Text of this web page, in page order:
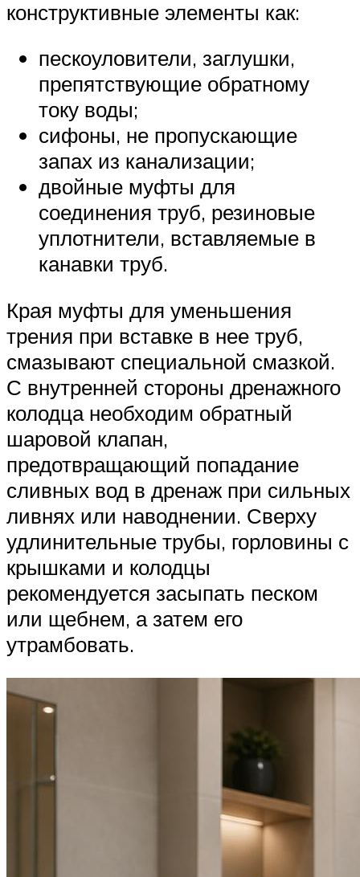
конструктивные элементы как:
пескоуловители, заглушки,
препятствующие обратному
току воды;
сифоны, не пропускающие
запах из канализации;
двойные муфты для
соединения труб, резиновые
уплотнители, вставляемые в
канавки труб.
Края муфты для уменьшения
трения при вставке в нее труб,
смазывают специальной смазкой.
С внутренней стороны дренажного
колодца необходим обратный
шаровой клапан,
предотвращающий попадание
сливных вод в дренаж при сильных
ливнях или наводнении. Сверху
удлинительные трубы, горловины с
крышками и колодцы
рекомендуется засыпать песком
или щебнем, а затем его
утрамбовать.